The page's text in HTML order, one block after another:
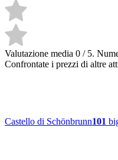
Valutazione media 0 / 5.
Confrontate i prezzi di altre
Castello di Schönbrunn101